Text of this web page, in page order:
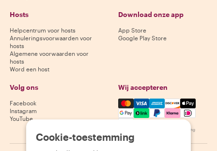
Hosts
Helpcentrum voor hosts
Annuleringsvoorwaarden voor
hosts
Algemene voorwaarden voor
hosts
Word een host
Download onze app
App Store
Google Play Store
Volg ons
Facebook
Instagram
YouTube
Wij accepteren
Mastercard, Visa, Amex,
Beschikbaarheid varieert per bestemming
Cookie-toestemming